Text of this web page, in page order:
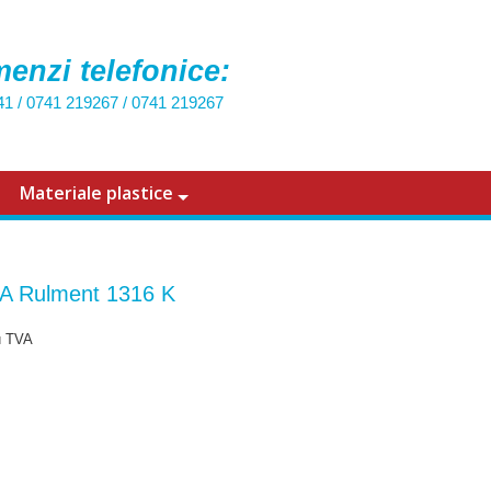
telefonice:
/ 0741 219267/ 0741 219267
Materiale plastice
Rulment 1316 K
TVA